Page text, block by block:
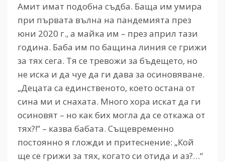
Амит имат подобна съдба. Баща им умира
при първата вълна на пандемията през
юни 2020 г., а майка им – през април тази
година. Баба им по бащина линия се грижи
за тях сега. Тя се тревожи за бъдещето, но
не иска и да чуе да ги дава за осиновяване.
„Децата са единственото, което остана от
сина ми и снахата. Много хора искат да ги
осиновят – но как бих могла да се откажа от
тях?!” – казва бабата. Същевременно
постоянно я гложди и притеснение: „Кой
ще се грижи за тях, когато си отида и аз?…“